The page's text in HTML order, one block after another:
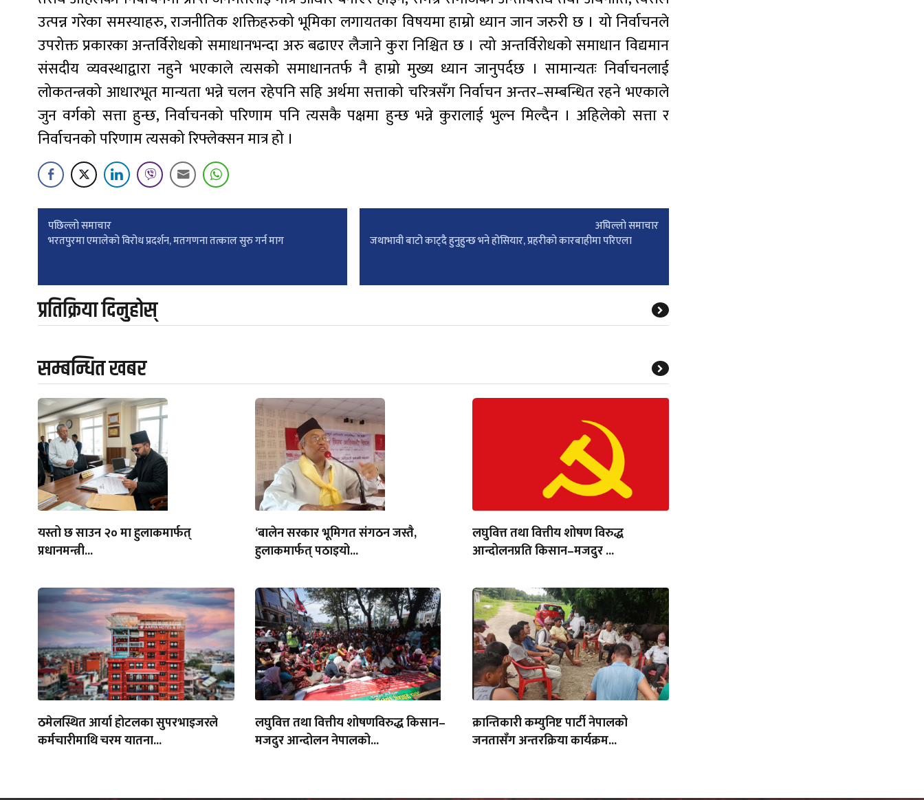
उत्पन्न गरेका समस्याहरु, राजनीतिक शक्तिहरुको भूमिका लगायतका विषयमा हाम्रो ध्यान जान जरुरी छ । यो निर्वाचनले
उपरोक्त प्रकारका अन्तर्विरोधको समाधानभन्दा अरु बढाएर लैजाने कुरा निश्चित छ । त्यो अन्तर्विरोधको समाधान विद्यमान
संसदीय व्यवस्थाद्वारा नहुने भएकाले त्यसको समाधानतर्फ नै हाम्रो मुख्य ध्यान जानुपर्दछ । सामान्यतः निर्वाचनलाई
लोकतन्त्रको आधारभूत मान्यता भन्ने चलन रहेपनि सहि अर्थमा सत्ताको चरित्रसँग निर्वाचन अन्तर–सम्बन्धित रहने भएकाले
जुन वर्गको सत्ता हुन्छ, निर्वाचनको परिणाम पनि त्यसकै पक्षमा हुन्छ भन्ने कुरालाई भुल्न मिल्दैन । अहिलेको सत्ता र
निर्वाचनको परिणाम त्यसको रिफ्लेक्सन मात्र हो ।
Post
पछिल्लाे समाचार
भरतपुरमा एमालेको विरोध प्रदर्शन, मतगणना तत्काल सुरु गर्न माग
अघिल्लाे समाचार
जथाभावी बाटो काट्दै हुनुहुन्छ भने होसियार, प्रहरीको कारबाहीमा परिएला
प्रतिक्रिया दिनुहोस्
सम्बन्धित खबर
यस्तो छ साउन २० मा हुलाकमार्फत्
प्रधानमन्त्री...
‘बालेन सरकार भूमिगत संगठन जस्तै,
हुलाकमार्फत् पठाइयो...
लघुवित्त तथा वित्तीय शोषण विरुद्ध
आन्दोलनप्रति किसान–मजदुर ...
ठमेलस्थित आर्या होटलका सुपरभाइजरले
कर्मचारीमाथि चरम यातना...
लघुवित्त तथा वित्तीय शोषणविरुद्ध किसान–
मजदुर आन्दोलन नेपालको...
क्रान्तिकारी कम्युनिष्ट पार्टी नेपालको
जनतासँग अन्तरक्रिया कार्यक्रम...